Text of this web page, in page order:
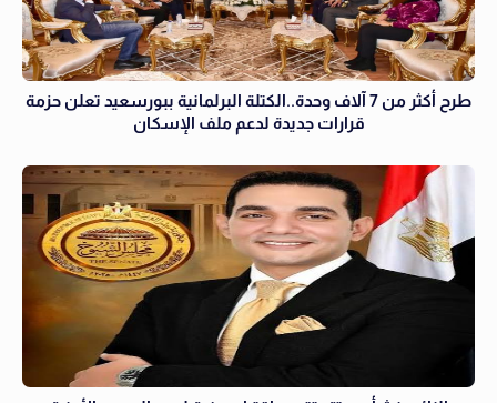
طرح أكثر من 7 آلاف وحدة..الكتلة البرلمانية ببورسعيد تعلن حزمة
قرارات جديدة لدعم ملف الإسكان